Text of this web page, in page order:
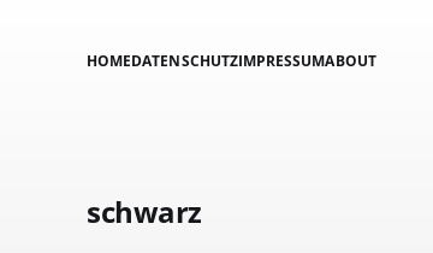
HOMEDATENSCHUTZIMPRESSUMABOUT
schwarz